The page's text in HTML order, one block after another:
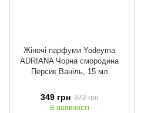
Жіночі парфуми Yodeyma
ADRIANA Чорна смородина
Персик Ваніль, 15 мл
349 грн 372 грн
В наявності